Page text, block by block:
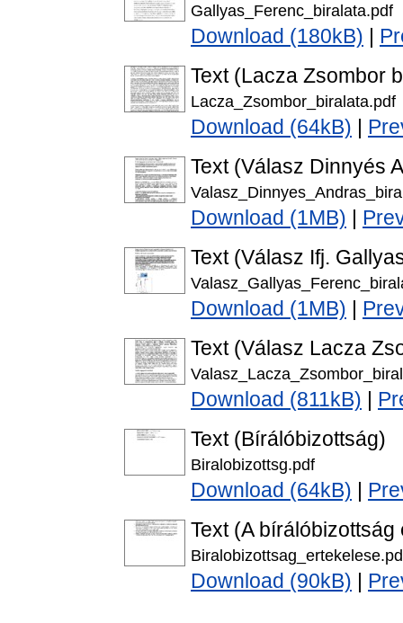
Gallyas_Ferenc_biralata.pdf
Download (180kB)
Text (Lacza Zsombor
Lacza_Zsombor_biralata.pdf
Download (64kB)
Text (Válasz Dinnyés
Download (1MB)
Text (Válasz Ifj.
Download (1MB)
Text (Válasz Lacza
Download (811kB)
Text (Bírálóbizottság)
Biralobizottsg.pdf
Download (64kB)
Text (A
Download (90kB)